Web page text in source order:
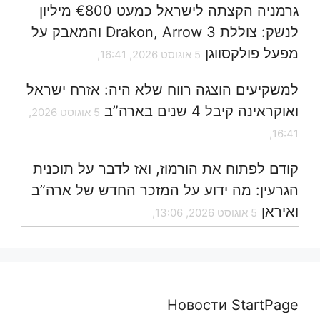
גרמניה הקצתה לישראל כמעט €800 מיליון
לנשק: צוללת Drakon, Arrow 3 והמאבק על
מפעל פולקסווגן 5 אוגוסט 2026, 16:41,
למשקיעים הוצגה רווח שלא היה: אזרח ישראל
ואוקראינה קיבל 4 שנים בארה”ב
5 אוגוסט 2026,
16:41,
קודם לפתוח את הורמוז, ואז לדבר על תוכנית
הגרעין: מה ידוע על המזכר החדש של ארה”ב
ואיראן 5 אוגוסט 2026, 13:06,
Новости StartPage